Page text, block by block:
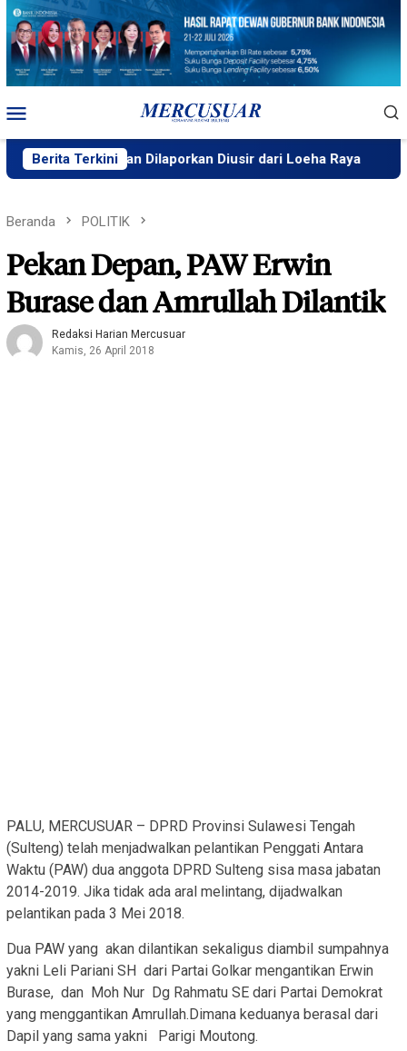
Loncat
konten
Mobile
Berita Terkini
Kehutanan Dilaporkan Diusir dari Loeha Raya Prodi
Beranda POLITIK
Pekan Depan, PAW Erwin
Burase dan Amrullah Dilantik
Redaksi Harian Mercusuar
Kamis, 26 April 2018
PALU, MERCUSUAR – DPRD Provinsi Sulawesi Tengah
(Sulteng) telah menjadwalkan pelantikan Penggati Antara
Waktu (PAW) dua anggota DPRD Sulteng sisa masa jabatan
2014-2019. Jika tidak ada aral melintang, dijadwalkan
pelantikan pada 3 Mei 2018.
Dua PAW yang akan dilantikan sekaligus diambil sumpahnya
yakni Leli Pariani SH dari Partai Golkar mengantikan Erwin
Burase, dan Moh Nur Dg Rahmatu SE dari Partai Demokrat
yang menggantikan Amrullah.Dimana keduanya berasal dari
Dapil yang sama yakni Parigi Moutong.